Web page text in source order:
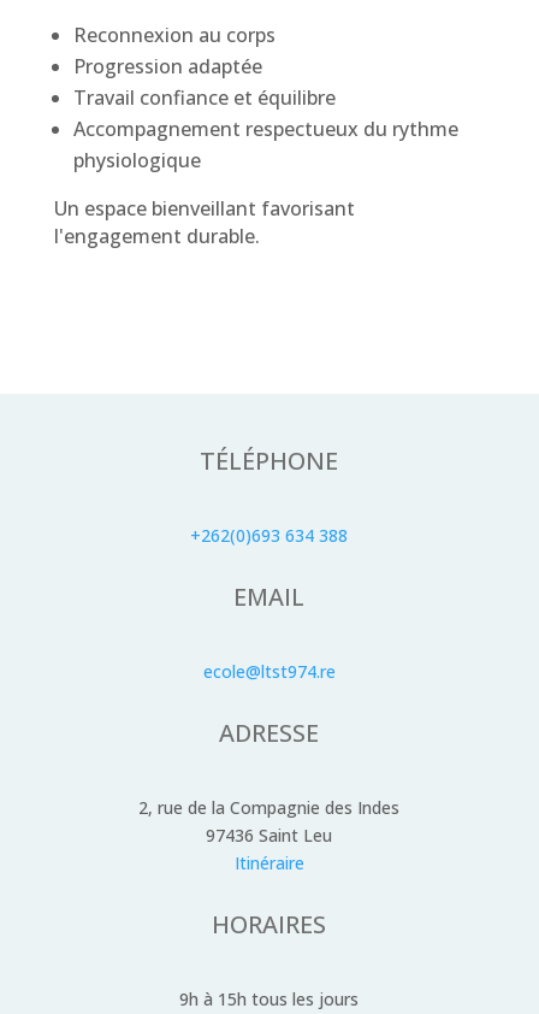
Reconnexion au corps
Progression adaptée
Travail confiance et équilibre
Accompagnement respectueux du rythme
physiologique
Un espace bienveillant favorisant
l'engagement durable.
TÉLÉPHONE
+262(0)693 634 388
EMAIL
ecole@ltst974.re
ADRESSE
2, rue de la Compagnie des Indes
97436 Saint Leu
Itinéraire
HORAIRES
9h à 15h tous les jours